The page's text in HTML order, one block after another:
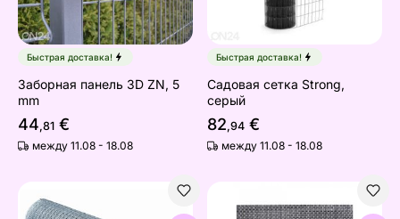
Быстрая доставка!
Заборная панель 3D ZN, 5
mm
44,81 €
между 11.08 - 18.08
Быстрая доставка!
Садовая сетка Strong,
серый
82,94 €
между 11.08 - 18.08
Сетка под штукатурку 19x19x1,05 ммНастольный коврик Trend